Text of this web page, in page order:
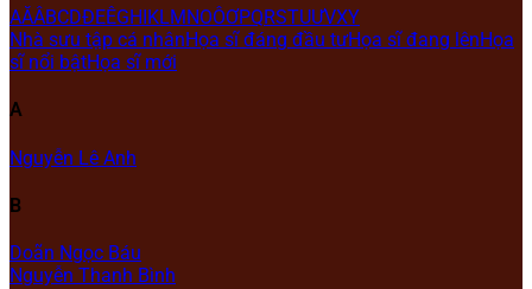
AĂÂBCDĐEÊGH KLM NOÔƠPQRSTUƯVXY
Nhà sưu tập cá nhânHọa sĩ đáng đầu tưHọa sĩ đang lênHọa
sĩ nổi bậtHọa sĩ mới
A
Nguyễn Lê Anh
B
Doãn Ngọc Báu
Nguyễn Thanh Bình